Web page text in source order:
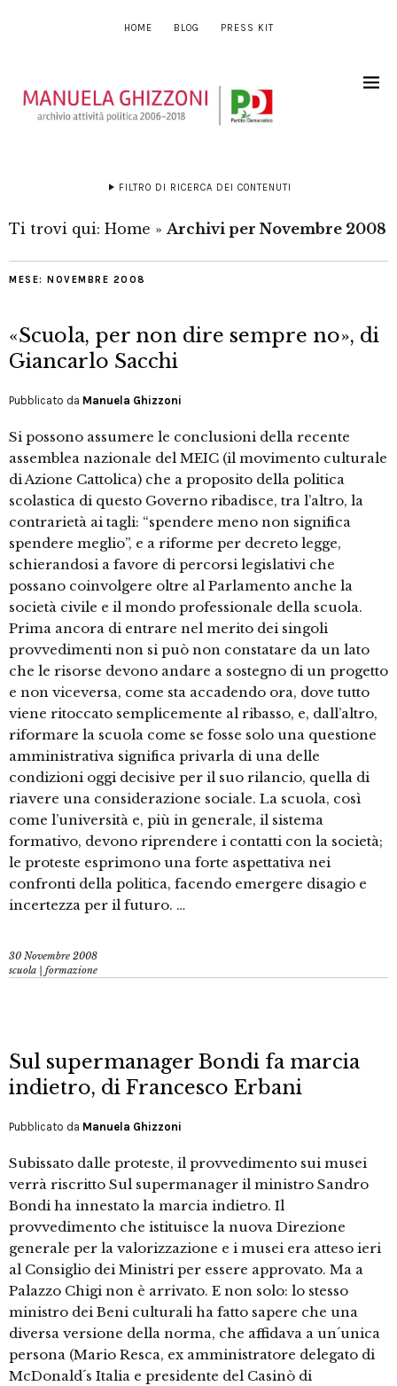
HOME BLOG PRESS KIT
FILTRO DI RICERCA DEI CONTENUTI
Ti trovi qui: Home » Archivi per Novembre 2008
MESE: NOVEMBRE 2008
«Scuola, per non dire sempre no», di
Giancarlo Sacchi
Pubblicato da Manuela Ghizzoni
Si possono assumere le conclusioni della recente
assemblea nazionale del MEIC (il movimento culturale
di Azione Cattolica) che a proposito della politica
scolastica di questo Governo ribadisce, tra l’altro, la
contrarietà ai tagli: “spendere meno non significa
spendere meglio”, e a riforme per decreto legge,
schierandosi a favore di percorsi legislativi che
possano coinvolgere oltre al Parlamento anche la
società civile e il mondo professionale della scuola.
Prima ancora di entrare nel merito dei singoli
provvedimenti non si può non constatare da un lato
che le risorse devono andare a sostegno di un progetto
e non viceversa, come sta accadendo ora, dove tutto
viene ritoccato semplicemente al ribasso, e, dall’altro,
riformare la scuola come se fosse solo una questione
amministrativa significa privarla di una delle
condizioni oggi decisive per il suo rilancio, quella di
riavere una considerazione sociale. La scuola, così
come l’università e, più in generale, il sistema
formativo, devono riprendere i contatti con la società;
le proteste esprimono una forte aspettativa nei
confronti della politica, facendo emergere disagio e
incertezza per il futuro. …
30 Novembre 2008
scuola | formazione
Sul supermanager Bondi fa marcia
indietro, di Francesco Erbani
Pubblicato da Manuela Ghizzoni
Subissato dalle proteste, il provvedimento sui musei
verrà riscritto Sul supermanager il ministro Sandro
Bondi ha innestato la marcia indietro. Il
provvedimento che istituisce la nuova Direzione
generale per la valorizzazione e i musei era atteso ieri
al Consiglio dei Ministri per essere approvato. Ma a
Palazzo Chigi non è arrivato. E non solo: lo stesso
ministro dei Beni culturali ha fatto sapere che una
diversa versione della norma, che affidava a un´unica
persona (Mario Resca, ex amministratore delegato di
McDonald´s Italia e presidente del Casinò di